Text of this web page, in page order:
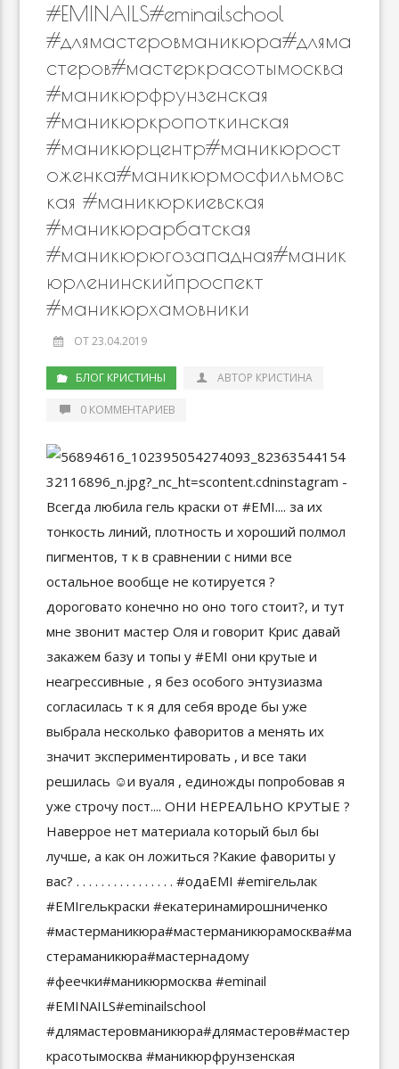
#EMINAILS#eminailschool
#длямастеровманикюра#дляма
стеров#мастеркрасотымосква
#маникюрфрунзенская
#маникюркропоткинская
#маникюрцентр#маникюрост
оженка#маникюрмосфильмовс
кая #маникюркиевская
#маникюрарбатская
#маникюрюгозападная#маник
юрленинскийпроспект
#маникюрхамовники
ОТ 23.04.2019
БЛОГ КРИСТИНЫ АВТОР КРИСТИНА
0 КОММЕНТАРИЕВ